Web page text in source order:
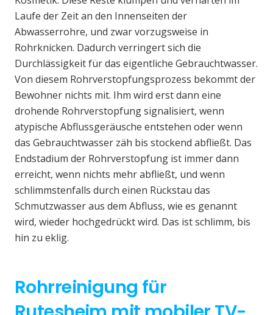
Laufe der Zeit an den Innenseiten der
Abwasserrohre, und zwar vorzugsweise in
Rohrknicken. Dadurch verringert sich die
Durchlässigkeit für das eigentliche Gebrauchtwasser.
Von diesem Rohrverstopfungsprozess bekommt der
Bewohner nichts mit. Ihm wird erst dann eine
drohende Rohrverstopfung signalisiert, wenn
atypische Abflussgeräusche entstehen oder wenn
das Gebrauchtwasser zäh bis stockend abfließt. Das
Endstadium der Rohrverstopfung ist immer dann
erreicht, wenn nichts mehr abfließt, und wenn
schlimmstenfalls durch einen Rückstau das
Schmutzwasser aus dem Abfluss, wie es genannt
wird, wieder hochgedrückt wird. Das ist schlimm, bis
hin zu eklig.
Rohrreinigung für